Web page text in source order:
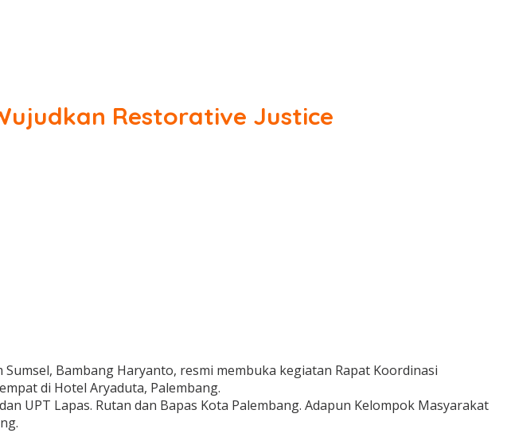
Restorative Justice
Bambang Haryanto, resmi membuka kegiatan Rapat Koordinasi
di Hotel Aryaduta, Palembang.
UPT Lapas. Rutan dan Bapas Kota Palembang. Adapun Kelompok Masyarakat